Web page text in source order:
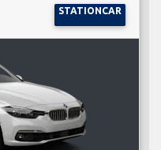
STATIONCAR